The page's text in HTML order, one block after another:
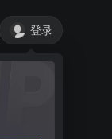
登录